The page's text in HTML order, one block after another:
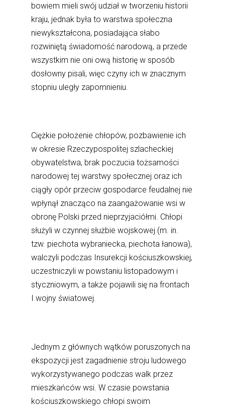
bowiem mieli swój udział w tworzeniu historii
kraju, jednak była to warstwa społeczna
niewykształcona, posiadająca słabo
rozwiniętą świadomość narodową, a przede
wszystkim nie oni ową historię w sposób
dosłowny pisali, więc czyny ich w znacznym
stopniu uległy zapomnieniu.
Ciężkie położenie chłopów, pozbawienie ich
w okresie Rzeczypospolitej szlacheckiej
obywatelstwa, brak poczucia tożsamości
narodowej tej warstwy społecznej oraz ich
ciągły opór przeciw gospodarce feudalnej nie
wpłynął znacząco na zaangażowanie wsi w
obronę Polski przed nieprzyjaciółmi. Chłopi
służyli w czynnej służbie wojskowej (m. in.
tzw. piechota wybraniecka, piechota łanowa),
walczyli podczas Insurekcji kościuszkowskiej,
uczestniczyli w powstaniu listopadowym i
styczniowym, a także pojawili się na frontach
I wojny światowej.
Jednym z głównych wątków poruszonych na
ekspozycji jest zagadnienie stroju ludowego
wykorzystywanego podczas walk przez
mieszkańców wsi. W czasie powstania
kościuszkowskiego chłopi swoim